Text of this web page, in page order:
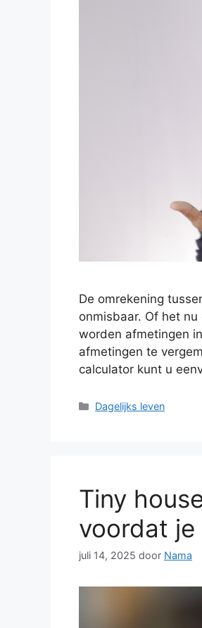
De omrekening
onmisbaar. Of het
worden afmetingen
afmetingen te
calculator kunt u
Categorieën
Dagelijks leven
Tiny
voordat je
juli 14, 2025 door Nama